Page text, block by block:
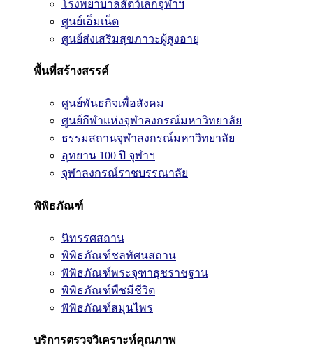
โรงพยาบาลสัตว์เล็กจุฬาฯ
ศูนย์เอ็มเน็ต
ศูนย์ส่งเสริมสุขภาวะผู้สูงอายุ
พื้นที่สร้างสรรค์
ศูนย์พันธกิจเพื่อสังคม
ศูนย์กีฬาแห่งจุฬาลงกรณ์มหาวิทยาลัย
ธรรมสถานจุฬาลงกรณ์มหาวิทยาลัย
อุทยาน 100 ปี จุฬาฯ
จุฬาลงกรณ์ราชบรรณาลัย
พิพิธภัณฑ์
นิทรรศสถาน
พิพิธภัณฑ์ชลทัศนสถาน
พิพิธภัณฑ์พระจุฑาธุชราชฐาน
พิพิธภัณฑ์พืชมีชีวิต
พิพิธภัณฑ์สมุนไพร
บริการตรวจวิเคราะห์คุณภาพ